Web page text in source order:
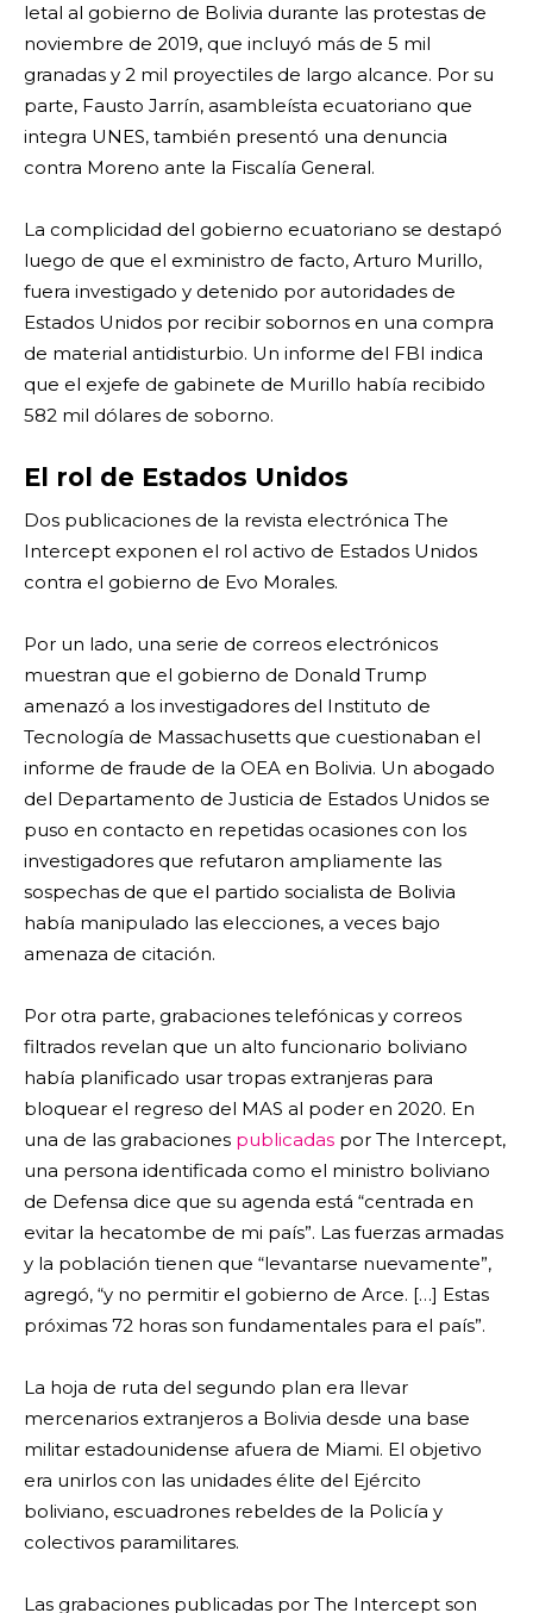
letal al gobierno de Bolivia durante las protestas de
noviembre de 2019, que incluyó más de 5 mil
granadas y 2 mil proyectiles de largo alcance. Por su
parte, Fausto Jarrín, asambleísta ecuatoriano que
integra UNES, también presentó una denuncia
contra Moreno ante la Fiscalía General.
La complicidad del gobierno ecuatoriano se destapó
luego de que el exministro de facto, Arturo Murillo,
fuera investigado y detenido por autoridades de
Estados Unidos por recibir sobornos en una compra
de material antidisturbio. Un informe del FBI indica
que el exjefe de gabinete de Murillo había recibido
582 mil dólares de soborno.
El rol de Estados Unidos
Dos publicaciones de la revista electrónica The
Intercept exponen el rol activo de Estados Unidos
contra el gobierno de Evo Morales.
Por un lado, una serie de correos electrónicos
muestran que el gobierno de Donald Trump
amenazó a los investigadores del Instituto de
Tecnología de Massachusetts que cuestionaban el
informe de fraude de la OEA en Bolivia. Un abogado
del Departamento de Justicia de Estados Unidos se
puso en contacto en repetidas ocasiones con los
investigadores que refutaron ampliamente las
sospechas de que el partido socialista de Bolivia
había manipulado las elecciones, a veces bajo
amenaza de citación.
Por otra parte, grabaciones telefónicas y correos
filtrados revelan que un alto funcionario boliviano
había planificado usar tropas extranjeras para
bloquear el regreso del MAS al poder en 2020. En
una de las grabaciones publicadas por The Intercept,
una persona identificada como el ministro boliviano
de Defensa dice que su agenda está “centrada en
evitar la hecatombe de mi país”. Las fuerzas armadas
y la población tienen que “levantarse nuevamente”,
agregó, “y no permitir el gobierno de Arce. […] Estas
próximas 72 horas son fundamentales para el país”.
La hoja de ruta del segundo plan era llevar
mercenarios extranjeros a Bolivia desde una base
militar estadounidense afuera de Miami. El objetivo
era unirlos con las unidades élite del Ejército
boliviano, escuadrones rebeldes de la Policía y
colectivos paramilitares.
Las grabaciones publicadas por The Intercept son